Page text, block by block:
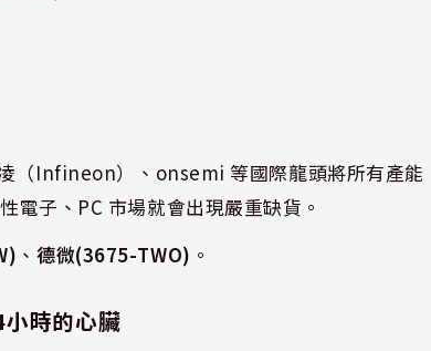
（Infineon）、onsemi 等國際龍頭將所有產能
電子、PC 市場就會出現嚴重缺貨。
、 德微(3675-TWO) 。
時的心臟